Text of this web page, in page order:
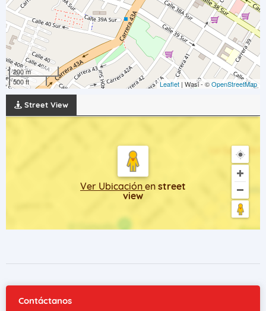
200 m
500 ft
Leaflet | Wasi - ©OpenStreetMap
Street View
Ver Ubicación en street
view
Contáctanos